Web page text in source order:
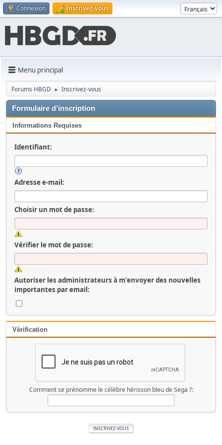
Connexion Inscrivez-vous
Menu principal
Forums HBGD ► Inscrivez-vous
Formulaire d'inscription
Informations Requises
Identifiant:
Adresse e-mail:
Choisir un mot de passe:
Vérifier le mot de passe:
Autoriser les administrateurs à m'envoyer des nouvelles
importantes par email:
Vérification
Comment se prénomme le célèbre hérisson bleu de Sega ?: